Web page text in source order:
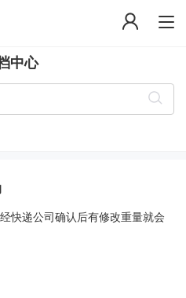
中心
快递公司确认后有修改重量就会